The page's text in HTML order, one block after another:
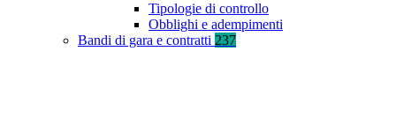
Tipologie di controllo
Obblighi e adempimenti
Bandi di gara e contratti 237